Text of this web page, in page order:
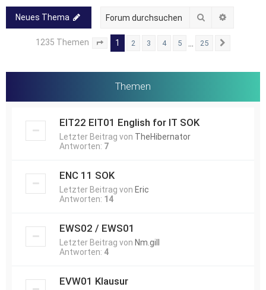
Neues Thema Suche
1235 Themen Seite von 25
1 2 3 4 5 25
Themen
EIT22 EIT01 English for IT SOK
Letzter Beitrag von TheHibernator
Antworten: 7
ENC 11 SOK
Letzter Beitrag von Eric
Antworten: 14
EWS02 / EWS01
Letzter Beitrag von Nm.gill
Antworten: 4
EVW01 Klausur